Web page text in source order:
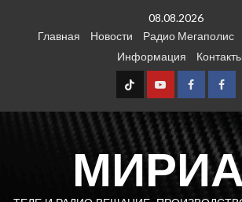
08.08.2026
Главная
Новости Радио Мегаполис
Информация
Контакты
TT Youtube
FB1 FB2